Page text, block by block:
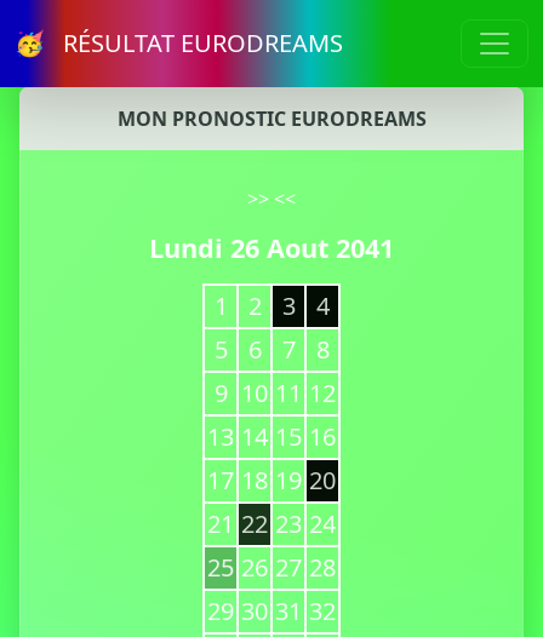
🥳 RÉSULTAT EURODREAMS
MON PRONOSTIC EURODREAMS
>> <<
Lundi 26 Aout 2041
1 2 3
4
5
6 7
8
9 10 11 12
13 14 15 16
17 18 19 20
21 22 23 24
25 26 27 28
29 30 31 32